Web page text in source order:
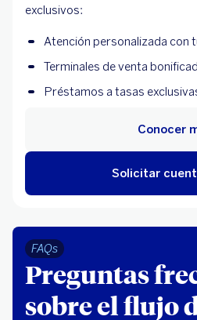
exclusivos:
Atención personalizada con
Terminales de venta
Préstamos a tasas
Solicitar
Conocer
FAQs
Preguntas
sobre el flujo